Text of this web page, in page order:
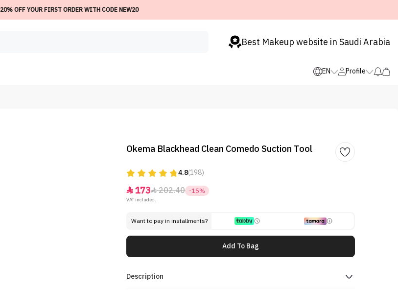
20% OFF YOUR FIRST ORDER WITH CODE NEW20
Best Makeup website in Saudi Arabia
EN Profile
Okema Blackhead Clean Comedo Suction Tool
4.8(198)
173202.40 -15%
VAT included.
Want to pay in installments?
Add To Bag
Description